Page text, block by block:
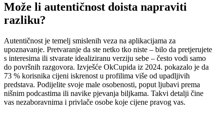
Može li autentičnost doista napraviti
razliku?
Autentičnost je temelj smislenih veza na aplikacijama za
upoznavanje. Pretvaranje da ste netko tko niste – bilo da pretjerujete
s interesima ili stvarate idealiziranu verziju sebe – često vodi samo
do površnih razgovora. Izvješće OkCupida iz 2024. pokazalo je da
73 % korisnika cijeni iskrenost u profilima više od upadljivih
predstava. Podijelite svoje male osobenosti, poput ljubavi prema
nišnim podcastima ili navike pjevanja biljkama. Takvi detalji čine
vas nezaboravnima i privlače osobe koje cijene pravog vas.